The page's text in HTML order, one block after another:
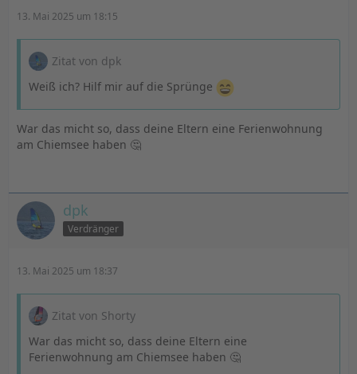
zu machen zu groß war als dass ich selber bei gehe.
Mast ist von Unifiber mit passender Biegekurve, aber
wie gesagt die Jungs von denen ich den Tipp gehört
hatte nutzen alle Pryde Masten und hatten dasselbe
Problem. Für mich ist es auch nachvollziehbar dass die
Thematik ggf nur im Buschfunk von pro Foilern
diskutiert wird (wenn überhaupt) wenn hinter dem
ganzen ein Produkt , eine Marke und ein Ansehen
Interessant aber dass hier anscheinend noch niemand
(!) davon gehört hat, damit hätte ich nicht gerechnet
Edit: Ehrlich gesagt war mir die Arbeit auch immer viel
denke ...
13. Mai 2025 um 18:15
Zitat von dpk
Weiß ich? Hilf mir auf die Sprünge
War das micht so, dass deine Eltern eine Ferienwohnung
am Chiemsee haben 🤔
dpk
Verdränger
13. Mai 2025 um 18:37
Zitat von Shorty
War das micht so, dass deine Eltern eine
Ferienwohnung am Chiemsee haben 🤔